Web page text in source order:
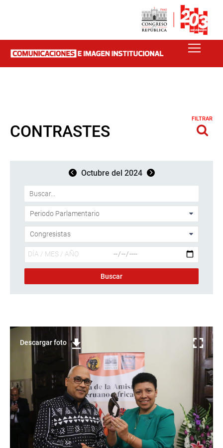
CONTRASTES
FILTRAR
Octubre del 2024
Descargar foto